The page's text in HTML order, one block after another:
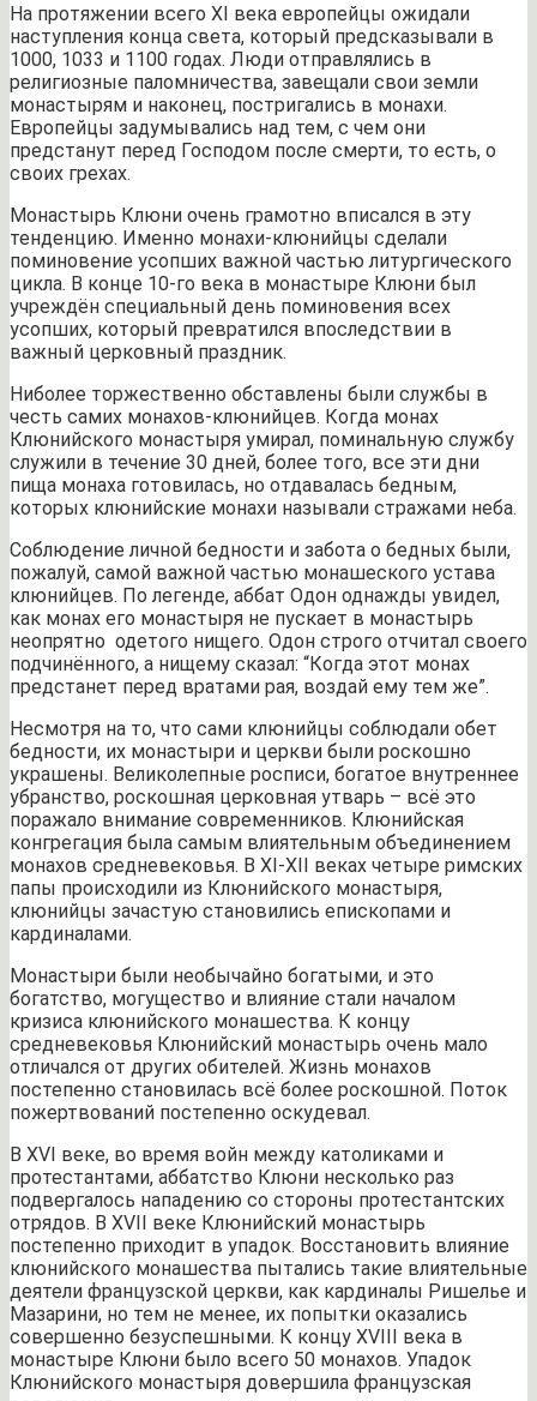
На протяжении всего XI века европейцы ожидали
наступления конца света, который предсказывали в
1000, 1033 и 1100 годах. Люди отправлялись в
религиозные паломничества, завещали свои земли
монастырям и наконец, постригались в монахи.
Европейцы задумывались над тем, с чем они
предстанут перед Господом после смерти, то есть, о
своих грехах.
Монастырь Клюни очень грамотно вписался в эту
тенденцию. Именно монахи-клюнийцы сделали
поминовение усопших важной частью литургического
цикла. В конце 10-го века в монастыре Клюни был
учреждён специальный день поминовения всех
усопших, который превратился впоследствии в
важный церковный праздник.
Ниболее торжественно обставлены были службы в
честь самих монахов-клюнийцев. Когда монах
Клюнийского монастыря умирал, поминальную службу
служили в течение 30 дней, более того, все эти дни
пища монаха готовилась, но отдавалась бедным,
которых клюнийские монахи называли стражами неба.
Соблюдение личной бедности и забота о бедных были,
пожалуй, самой важной частью монашеского устава
клюнийцев. По легенде, аббат Одон однажды увидел,
как монах его монастыря не пускает в монастырь
неопрятно одетого нищего. Одон строго отчитал своего
подчинённого, а нищему сказал: “Когда этот монах
предстанет перед вратами рая, воздай ему тем же”.
Несмотря на то, что сами клюнийцы соблюдали обет
бедности, их монастыри и церкви были роскошно
украшены. Великолепные росписи, богатое внутреннее
убранство, роскошная церковная утварь – всё это
поражало внимание современников. Клюнийская
конгрегация была самым влиятельным объединением
монахов средневековья. В XI-XII веках четыре римских
папы происходили из Клюнийского монастыря,
клюнийцы зачастую становились епископами и
кардиналами.
Монастыри были необычайно богатыми, и это
богатство, могущество и влияние стали началом
кризиса клюнийского монашества. К концу
средневековья Клюнийский монастырь очень мало
отличался от других обителей. Жизнь монахов
постепенно становилась всё более роскошной. Поток
пожертвований постепенно оскудевал.
В XVI веке, во время войн между католиками и
протестантами, аббатство Клюни несколько раз
подвергалось нападению со стороны протестантских
отрядов. В XVII веке Клюнийский монастырь
постепенно приходит в упадок. Восстановить влияние
клюнийского монашества пытались такие влиятельные
деятели французской церкви, как кардиналы Ришелье и
Мазарини, но тем не менее, их попытки оказались
совершенно безуспешными. К концу XVIII века в
монастыре Клюни было всего 50 монахов. Упадок
Клюнийского монастыря довершила французская